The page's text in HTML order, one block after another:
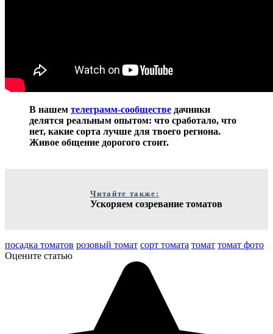
В нашем телеграмм-сообществе дачники
делятся реальным опытом: что сработало, что
нет, какие сорта лучше для твоего региона.
Живое общение дорогого стоит.
Читайте также:
Ускоряем созревание томатов
посадка томатов розовый томат сорт томата томат томат фото
Оцените статью